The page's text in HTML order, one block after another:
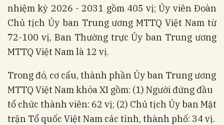
nhiệm kỳ 2026 - 2031 gồm 405 vị; Ủy viên Đoàn
Chủ tịch Ủy ban Trung ương MTTQ Việt Nam từ
72-100 vị, Ban Thường trực Ủy ban Trung ương
MTTQ Việt Nam là 12 vị.
Trong đó, cơ cấu, thành phần Ủy ban Trung ương
MTTQ Việt Nam khóa XI gồm: (1) Người đứng đầu
tổ chức thành viên: 62 vị; (2) Chủ tịch Ủy ban Mặt
trận Tổ quốc Việt Nam các tỉnh, thành phố: 34 vị.